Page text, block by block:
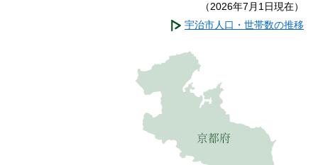
（2026年7月1日現在）
宇治市人口・世帯数の推移